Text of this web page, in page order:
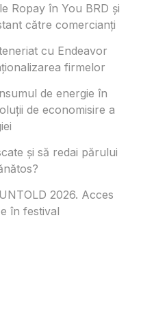
Ropay în You BRD și
către comercianți
cu Endeavor
firmelor
de energie în
de economisire a
și să redai părului
2026. Acces
în festival